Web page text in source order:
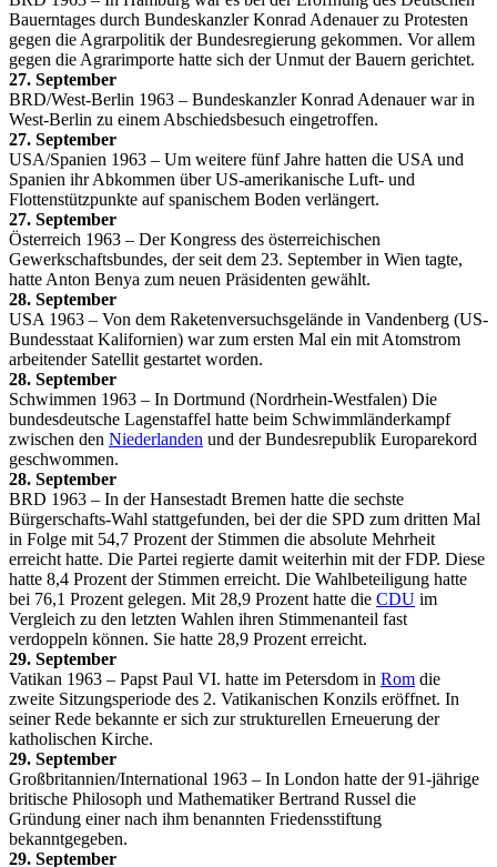
Bauerntages durch Bundeskanzler Konrad Adenauer zu Protesten
gegen die Agrarpolitik der Bundesregierung gekommen. Vor allem
gegen die Agrarimporte hatte sich der Unmut der Bauern gerichtet.
27. September
BRD/West-Berlin 1963 – Bundeskanzler Konrad Adenauer war in
West-Berlin zu einem Abschiedsbesuch eingetroffen.
27. September
USA/Spanien 1963 – Um weitere fünf Jahre hatten die USA und
Spanien ihr Abkommen über US-amerikanische Luft- und
Flottenstützpunkte auf spanischem Boden verlängert.
27. September
Österreich 1963 – Der Kongress des österreichischen
Gewerkschaftsbundes, der seit dem 23. September in Wien tagte,
hatte Anton Benya zum neuen Präsidenten gewählt.
28. September
USA 1963 – Von dem Raketenversuchsgelände in Vandenberg (US-
Bundesstaat Kalifornien) war zum ersten Mal ein mit Atomstrom
arbeitender Satellit gestartet worden.
28. September
Schwimmen 1963 – In Dortmund (Nordrhein-Westfalen) Die
bundesdeutsche Lagenstaffel hatte beim Schwimmländerkampf
zwischen den Niederlanden und der Bundesrepublik Europarekord
geschwommen.
28. September
BRD 1963 – In der Hansestadt Bremen hatte die sechste
Bürgerschafts-Wahl stattgefunden, bei der die SPD zum dritten Mal
in Folge mit 54,7 Prozent der Stimmen die absolute Mehrheit
erreicht hatte. Die Partei regierte damit weiterhin mit der FDP. Diese
hatte 8,4 Prozent der Stimmen erreicht. Die Wahlbeteiligung hatte
bei 76,1 Prozent gelegen. Mit 28,9 Prozent hatte die CDU im
Vergleich zu den letzten Wahlen ihren Stimmenanteil fast
verdoppeln können. Sie hatte 28,9 Prozent erreicht.
29. September
Vatikan 1963 – Papst Paul VI. hatte im Petersdom in Rom die
zweite Sitzungsperiode des 2. Vatikanischen Konzils eröffnet. In
seiner Rede bekannte er sich zur strukturellen Erneuerung der
katholischen Kirche.
29. September
Großbritannien/International 1963 – In London hatte der 91-jährige
britische Philosoph und Mathematiker Bertrand Russel die
Gründung einer nach ihm benannten Friedensstiftung
bekanntgegeben.
29. September